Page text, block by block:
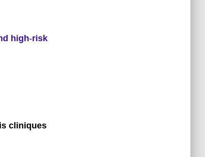
high‐risk
cliniques